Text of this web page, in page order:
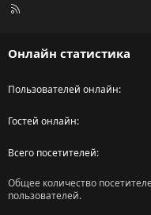
R
Онлайн статистика
Пользователей онлайн
Гостей онлайн
Всего посетителей
Общее количество
пользователей.